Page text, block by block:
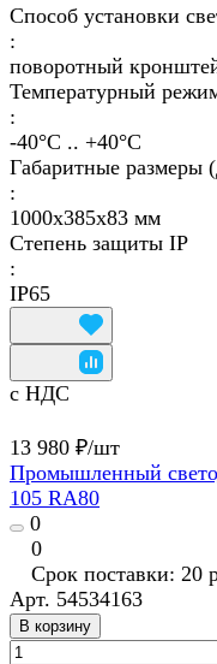
Способ установки
:
поворотный
Температурный
:
-40°С .. +40°C
Габаритные
:
1000х385х83 мм
Степень защиты IP
:
IP65
с НДС
13 980 ₽/шт
Промышленный
105 RA80
0
0
Срок поставки: 20
Арт. 54534163
В корзину